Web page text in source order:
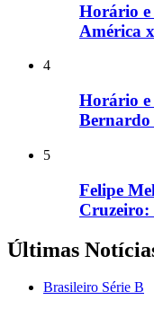
Horário e
América
4
Horário e
Bernardo
5
Felipe
Cruzeiro:
Últimas
Brasileiro Série B